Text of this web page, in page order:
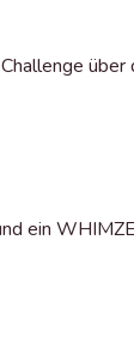
ein